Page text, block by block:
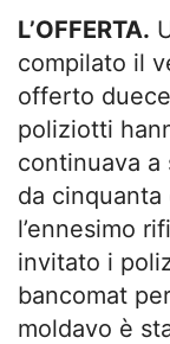
L’OFFERTA.
compilato il
offerto
poliziotti
continuava
da
l’ennesimo
invitato i
bancomat
moldavo è